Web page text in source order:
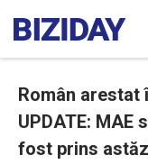
Român arestat
UPDATE: MAE
fost prins